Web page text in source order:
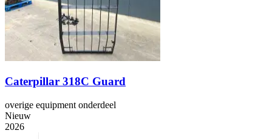
Caterpillar 318C Guard
overige equipment onderdeel
Nieuw
2026